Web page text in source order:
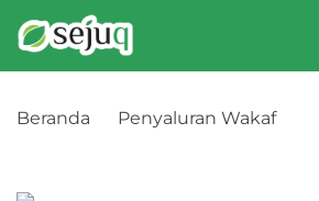
Beranda
Penyaluran Wakaf